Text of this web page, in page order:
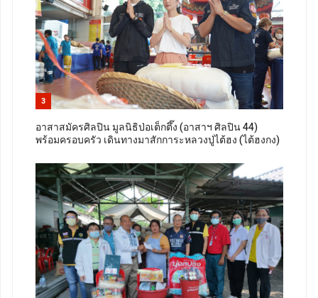
3
อาสาสมัครศิลปิน มูลนิธิป่อเต็กตึ๊ง (อาสาฯ ศิลปิน 44)
พร้อมครอบครัว เดินทางมาสักการะหลวงปู่ไต้ฮง (ไต้ฮงกง)